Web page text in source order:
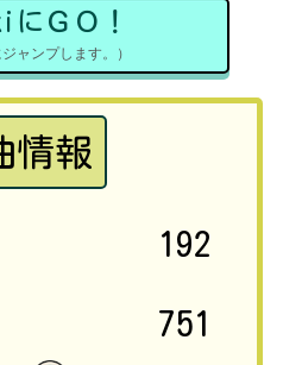
にＧＯ！
ャンプします。）
情報
192
751